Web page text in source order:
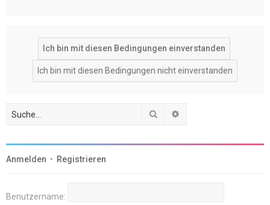
Suche
Anmelden • Registrieren
Benutzername: